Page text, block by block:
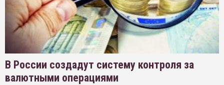
В России создадут систему контроля за
валютными операциями